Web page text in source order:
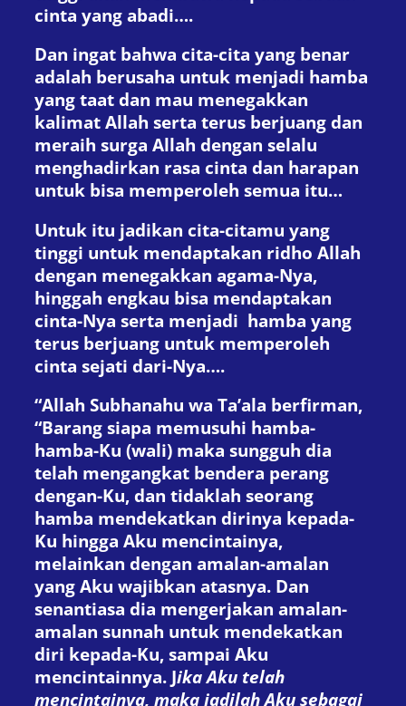
cinta yang abadi….
Dan ingat bahwa cita-cita yang benar
adalah berusaha untuk menjadi hamba
yang taat dan mau menegakkan
kalimat Allah serta terus berjuang dan
meraih surga Allah dengan selalu
menghadirkan rasa cinta dan harapan
untuk bisa memperoleh semua itu…
Untuk itu jadikan cita-citamu yang
tinggi untuk mendaptakan ridho Allah
dengan menegakkan agama-Nya,
hinggah engkau bisa mendaptakan
cinta-Nya serta menjadi hamba yang
terus berjuang untuk memperoleh
cinta sejati dari-Nya….
“Allah Subhanahu wa Ta’ala berfirman,
“Barang siapa memusuhi hamba-
hamba-Ku (wali) maka sungguh dia
telah mengangkat bendera perang
dengan-Ku, dan tidaklah seorang
hamba mendekatkan dirinya kepada-
Ku hingga Aku mencintainya,
melainkan dengan amalan-amalan
yang Aku wajibkan atasnya. Dan
senantiasa dia mengerjakan amalan-
amalan sunnah untuk mendekatkan
diri kepada-Ku, sampai Aku
mencintainnya. Jika Aku telah
mencintainya, maka jadilah Aku sebagai